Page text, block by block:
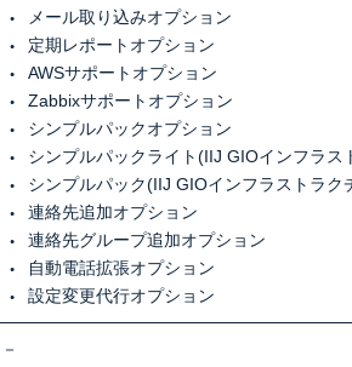
メール取り込みオプション
定期レポートオプション
AWSサポートオプション
Zabbixサポートオプション
シンプルパックオプション
シンプルパックライト(IIJ GIOインフラ
シンプルパック(IIJ GIOインフラストラク
連絡先追加オプション
連絡先グループ追加オプション
自動電話拡張オプション
設定変更代行オプション
－